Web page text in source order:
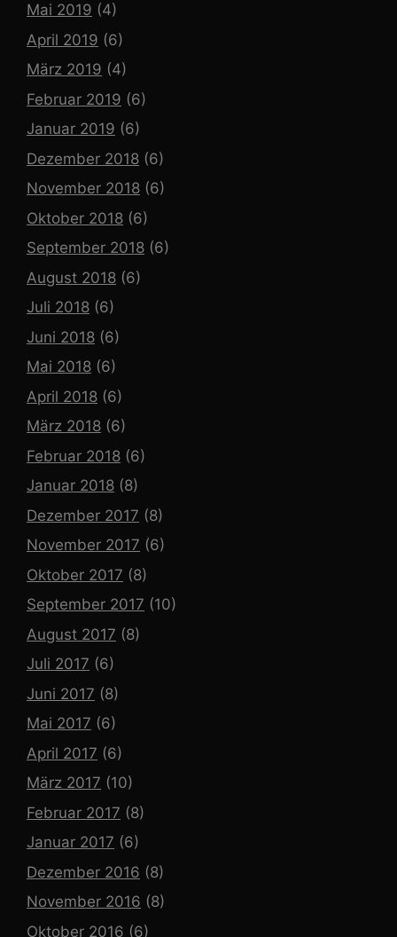
Mai 2019 (4)
April 2019 (6)
März 2019 (4)
Februar 2019 (6)
Januar 2019 (6)
Dezember 2018 (6)
November 2018 (6)
Oktober 2018 (6)
September 2018 (6)
August 2018 (6)
Juli 2018 (6)
Juni 2018 (6)
Mai 2018 (6)
April 2018 (6)
März 2018 (6)
Februar 2018 (6)
Januar 2018 (8)
Dezember 2017 (8)
November 2017 (6)
Oktober 2017 (8)
September 2017 (10)
August 2017 (8)
Juli 2017 (6)
Juni 2017 (8)
Mai 2017 (6)
April 2017 (6)
März 2017 (10)
Februar 2017 (8)
Januar 2017 (6)
Dezember 2016 (8)
November 2016 (8)
Oktober 2016 (6)